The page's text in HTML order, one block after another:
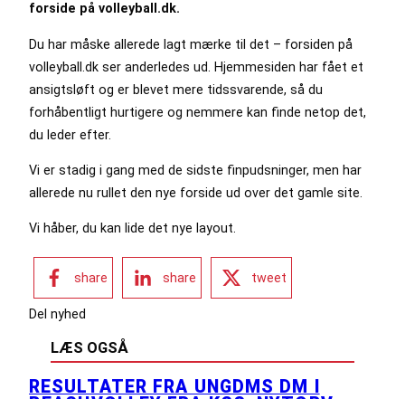
forside på volleyball.dk.
Du har måske allerede lagt mærke til det – forsiden på
volleyball.dk ser anderledes ud. Hjemmesiden har fået et
ansigtsløft og er blevet mere tidssvarende, så du
forhåbentligt hurtigere og nemmere kan finde netop det,
du leder efter.
Vi er stadig i gang med de sidste finpudsninger, men har
allerede nu rullet den nye forside ud over det gamle site.
Vi håber, du kan lide det nye layout.
share share tweet
Del nyhed
LÆS OGSÅ
RESULTATER FRA UNGDMS DM I